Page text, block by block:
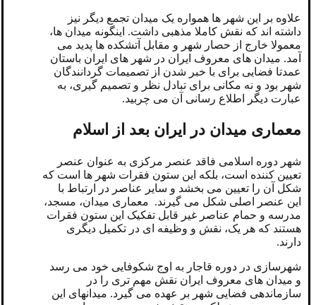
علاوه بر این شهر ها همواره یک میدان تجمع دیگر نیز
داشته اند که نقش کاملا مذهبی داشت. اینگونه میدان ها،
معمولا خارج از حصار شهر و مقابل آتشکده ها پدید می
آمد. میدان های معروف ایران در شهر های ایران باستان
عمدتا فضایی برای با خبر شدن از تصمیمات گردانندگان
شهر بود و نه مکانی برای تبادل نظر و تصمیم گیری، به
عبارت دیگر اطلاع رسانی آن می چربید.
معماری میدان در ایران بعد از اسلام
شهر دوره اسلامی فاقد عنصر مرکزی به عنوان عنصر
تعیین کننده است، بلکه این ستون فقرات شهر ها است که
شکل آن را تعیین می بخشد و سایر عناصر در ارتباط با
این عنصر اصلی شکل می گیرند. معماری میدان، مسجد،
مدرسه و حمام عناصر غیر قابل تفکیک این ستون فقرات
هستند که هر یک، نقش و وظیفه ای در تکمیل دیگری
دارند.
شهرسازی در دوره قاجار به اوج شکوفایی خود می رسد
و میدان های معروف ایران نقش مهم تری را در
سازماندهی فضایی شهر بر عهده می گیرد. میدانهای این